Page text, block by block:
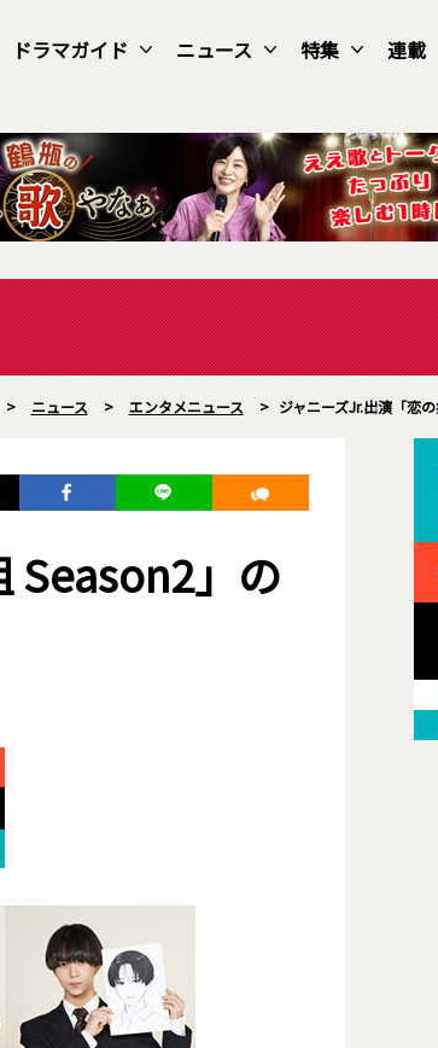
ドラマガイド ニュース 特集 連載
> ニュース > エンタメニュース > ジャニーズJr.出演「恋
Season2」の